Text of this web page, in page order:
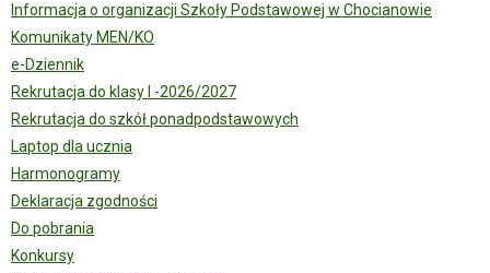
Informacja o organizacji Szkoły Podstawowej w Chocianowie
Komunikaty MEN/KO
e-Dziennik
Rekrutacja do klasy I -2026/2027
Rekrutacja do szkół ponadpodstawowych
Laptop dla ucznia
Harmonogramy
Deklaracja zgodności
Do pobrania
Konkursy